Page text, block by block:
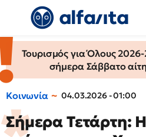
Τουρισμός για Όλους
σήμερα Σάββατο
Κοινωνία 04.03.2026 - 01:00
Σήμερα Τετάρτη: